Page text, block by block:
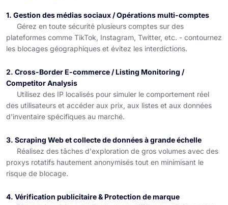
1. Gestion des médias sociaux / Opérations multi-comptes
Gérez en toute sécurité plusieurs comptes sur des
plateformes comme TikTok, Instagram, Twitter, etc. - contournez
les blocages géographiques et évitez les interdictions.
2. Cross-Border E-commerce / Listing Monitoring /
Competitor Analysis
Utilisez des IP localisés pour simuler le comportement réel
des utilisateurs et accéder aux prix, aux listes et aux données
d'inventaire spécifiques au marché.
3. Scraping Web et collecte de données à grande échelle
Réalisez des tâches d'exploration de gros volumes avec des
proxys rotatifs hautement anonymisés tout en minimisant le
risque de blocage.
4. Vérification publicitaire & Protection de marque